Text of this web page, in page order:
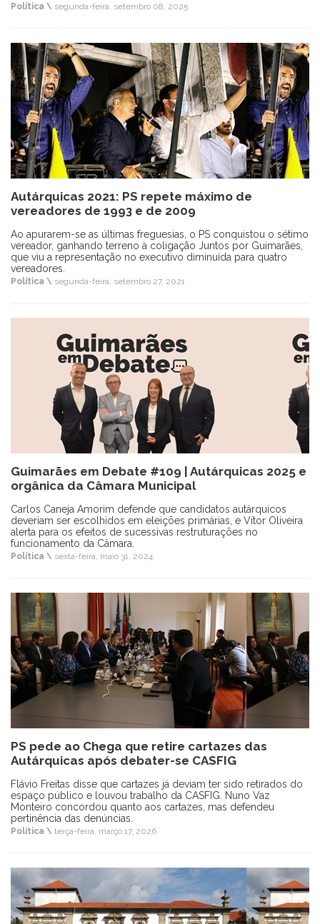
Política \ segunda-feira, setembro 08, 2025
Autárquicas 2021: PS repete máximo de
vereadores de 1993 e de 2009
Ao apurarem-se as últimas freguesias, o PS conquistou o sétimo
vereador, ganhando terreno à coligação Juntos por Guimarães,
que viu a representação no executivo diminuída para quatro
vereadores.
Política \ segunda-feira, setembro 27, 2021
Guimarães em Debate #109 | Autárquicas 2025 e
orgânica da Câmara Municipal
Carlos Caneja Amorim defende que candidatos autárquicos
deveriam ser escolhidos em eleições primárias, e Vítor Oliveira
alerta para os efeitos de sucessivas restruturações no
funcionamento da Câmara.
Política \ sexta-feira, maio 31, 2024
PS pede ao Chega que retire cartazes das
Autárquicas após debater-se CASFIG
Flávio Freitas disse que cartazes já deviam ter sido retirados do
espaço público e louvou trabalho da CASFIG. Nuno Vaz
Monteiro concordou quanto aos cartazes, mas defendeu
pertinência das denúncias.
Política \ terça-feira, março 17, 2026